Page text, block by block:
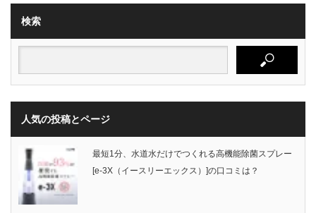
検索
人気の投稿とページ
最短1分、水道水だけでつくれる高機能除菌スプレー
[e-3X（イースリーエックス）]の口コミは？